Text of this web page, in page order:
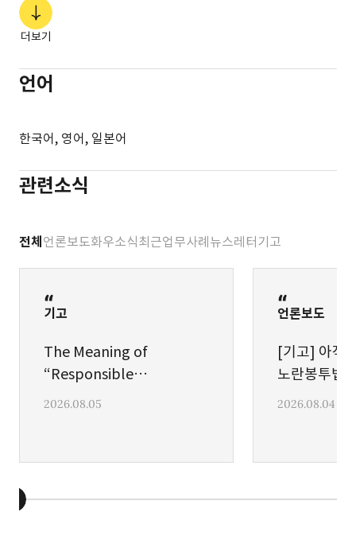
(공저, 2026)
Yellow Envelope Act: The “End of the Beginning”
Journal 제92권, 4호, AMCHAM Korea (공저, 2025)
Korea Chapter, Occupational Health & Safety,
2025-2026)
Practice Guides, Chambers and Partners (공저,
Korea’s Transition from the Blanket Wage System:
En banc Decision on Ordinary Wage - Its
Implications and How Companies Should Prepare,
Journal 제92권, 2호, AMCHAM Korea (공저, 2025)
Distinction between a “Contractee” and “Person
Placing an Order for Construction Works” in
Construction Projects, Journal 제92권, 1호,
Act? Journal 제91권, 4호, AMCHAM Korea (공저,
더보기
언어
한국어, 영어, 일본어
관련소식
전체 언론보도화우소식최근업무사례 뉴스레터 기고
기고
2026.08.05
The Meaning of
“Responsible
Management Officer,
Punishment Act
언론보도
2026.08.04
[기고] 아직
노란봉투법